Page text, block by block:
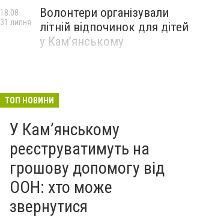
Волонтери організували
літній відпочинок для дітей
у Кам’янському
18:08
31 липня
ТОП НОВИНИ
У Кам’янському
реєструватимуть на
грошову допомогу від
ООН: хто може
звернутися